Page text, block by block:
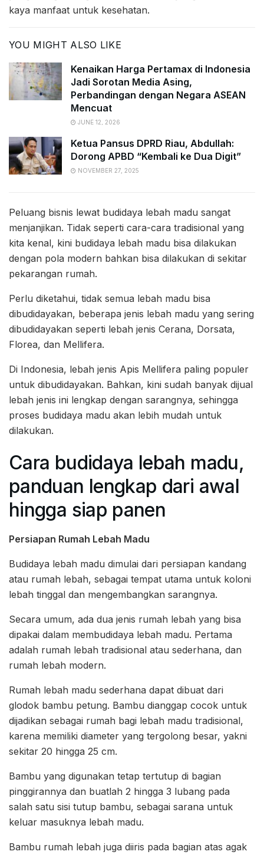
kaya manfaat untuk kesehatan.
YOU MIGHT ALSO LIKE
Kenaikan Harga Pertamax di Indonesia
Jadi Sorotan Media Asing,
Perbandingan dengan Negara ASEAN
Mencuat
JUNE 12, 2026
Ketua Pansus DPRD Riau, Abdullah:
Dorong APBD “Kembali ke Dua Digit”
NOVEMBER 27, 2025
Peluang bisnis lewat budidaya lebah madu sangat
menjanjikan. Tidak seperti cara-cara tradisional yang
kita kenal, kini budidaya lebah madu bisa dilakukan
dengan pola modern bahkan bisa dilakukan di sekitar
pekarangan rumah.
Perlu diketahui, tidak semua lebah madu bisa
dibudidayakan, beberapa jenis lebah madu yang sering
dibudidayakan seperti lebah jenis Cerana, Dorsata,
Florea, dan Mellifera.
Di Indonesia, lebah jenis Apis Mellifera paling populer
untuk dibudidayakan. Bahkan, kini sudah banyak dijual
lebah jenis ini lengkap dengan sarangnya, sehingga
proses budidaya madu akan lebih mudah untuk
dilakukan.
Cara budidaya lebah madu,
panduan lengkap dari awal
hingga siap panen
Persiapan Rumah Lebah Madu
Budidaya lebah madu dimulai dari persiapan kandang
atau rumah lebah, sebagai tempat utama untuk koloni
lebah tinggal dan mengembangkan sarangnya.
Secara umum, ada dua jenis rumah lebah yang bisa
dipakai dalam membudidaya lebah madu. Pertama
adalah rumah lebah tradisional atau sederhana, dan
rumah lebah modern.
Rumah lebah madu sederhana dapat dibuat dari
glodok bambu petung. Bambu dianggap cocok untuk
dijadikan sebagai rumah bagi lebah madu tradisional,
karena memiliki diameter yang tergolong besar, yakni
sekitar 20 hingga 25 cm.
Bambu yang digunakan tetap tertutup di bagian
pinggirannya dan buatlah 2 hingga 3 lubang pada
salah satu sisi tutup bambu, sebagai sarana untuk
keluar masuknya lebah madu.
Bambu rumah lebah juga diiris pada bagian atas agak